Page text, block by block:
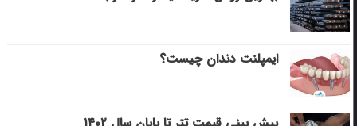
ایمپلنت دندان چیست؟